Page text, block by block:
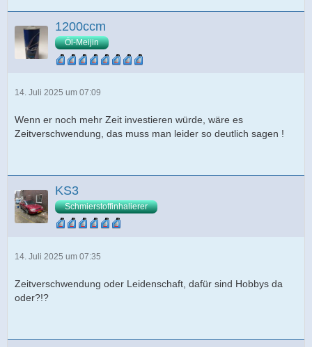
1200ccm
Öl-Meijin
14. Juli 2025 um 07:09
Wenn er noch mehr Zeit investieren würde, wäre es
Zeitverschwendung, das muss man leider so deutlich sagen !
KS3
Schmierstoffinhalierer
14. Juli 2025 um 07:35
Zeitverschwendung oder Leidenschaft, dafür sind Hobbys da
oder?!?